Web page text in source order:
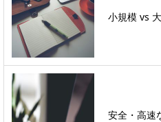
小規模 vs
安全・高速